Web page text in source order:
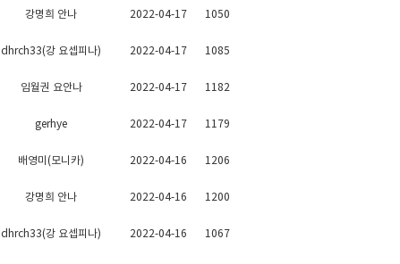
강명희 안나 2022-04-17 1050
dhrch33(강 요셉피나) 2022-04-17 1085
임월권 요안나 2022-04-17 1182
gerhye 2022-04-17 1179
배영미(모니카) 2022-04-16 1206
강명희 안나 2022-04-16 1200
dhrch33(강 요셉피나) 2022-04-16 1067